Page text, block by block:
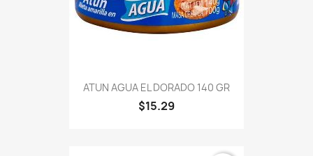
ATUN AGUA EL DORADO 140 GR
$15.29